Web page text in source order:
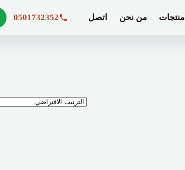
منتجات من نحن اتصل 0501732352